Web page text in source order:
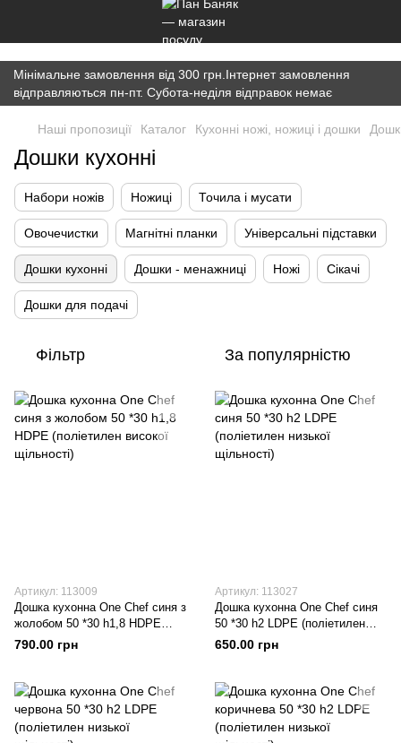
})(window,document,'script','dataLayer','GTM-K7JWBM2W');
Мінімальне замовлення від 300 грн.Інтернет замовлення
відправляються пн-пт. Субота-неділя відправок немає
Наші пропозиції Каталог Кухонні ножі, ножиці і дошки
Дошки кухонні
Набори ножів Ножиці Точила і мусати
Овочечистки Магнітні планки Універсальні підставки
Дошки кухонні Дошки - менажниці Ножі Сікачі
Дошки для подачі
Фільтр За популярністю
Артикул: 113009
Дошка кухонна One Chef синя з
жолобом 50 *30 h1,8 HDPE
(поліетилен високої щільності)
790.00 грн
Артикул: 113027
Дошка кухонна One Chef синя
50 *30 h2 LDPE (поліетилен
низької щільності)
650.00 грн